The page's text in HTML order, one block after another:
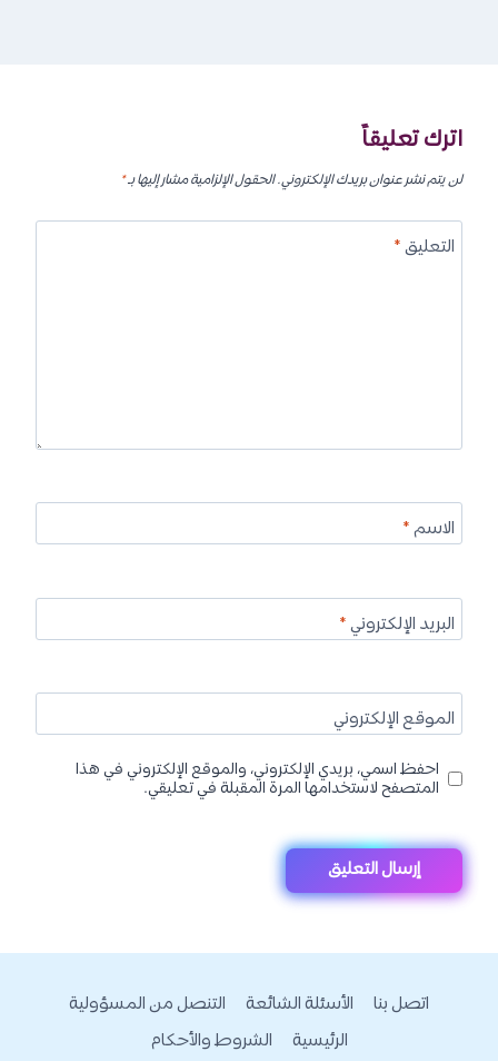
اترك تعليقاً
لن يتم نشر عنوان بريدك الإلكتروني.الحقول الإلزامية مشار إليها بـ*
التعليق*
الاسم*
البريد الإلكتروني*
الموقع الإلكتروني
احفظ اسمي، بريدي الإلكتروني، والموقع الإلكتروني في هذا
المتصفح لاستخدامها المرة المقبلة في تعليقي.
اتصل بنا الأسئلة الشائعة
التنصل من المسؤولية
الرئيسية
الشروط والأحكام